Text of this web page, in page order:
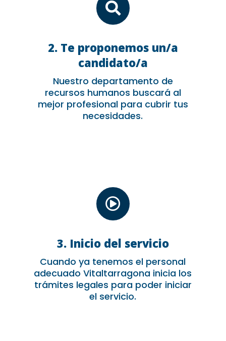

2. Te proponemos un/a
candidato/a
Nuestro departamento de
recursos humanos buscará al
mejor profesional para cubrir tus
necesidades.

3. Inicio del servicio
Cuando ya tenemos el personal
adecuado Vitaltarragona inicia los
trámites legales para poder iniciar
el servicio.